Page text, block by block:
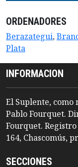
ORDENADORES
Berazategui,
Plata
INFORMACION
El Suplente, como
Pablo Fourquet.
Fourquet. Registro
164, Chascomús,
SECCIONES